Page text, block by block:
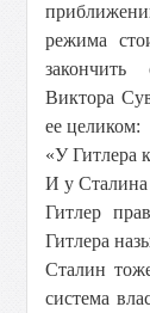
режима
Виктора
ее целиком:
«У Гитлера
И у Сталина
Гитлер
Гитлера
Сталин
система